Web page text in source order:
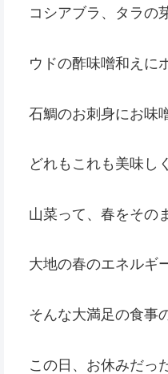
コシアブラ、タラの
ウドの酢味噌和えに
石鯛のお刺身にお味
どれもこれも美味し
山菜って、春をその
大地の春のエネルギ
そんな大満足の食事
この日、お休みだっ